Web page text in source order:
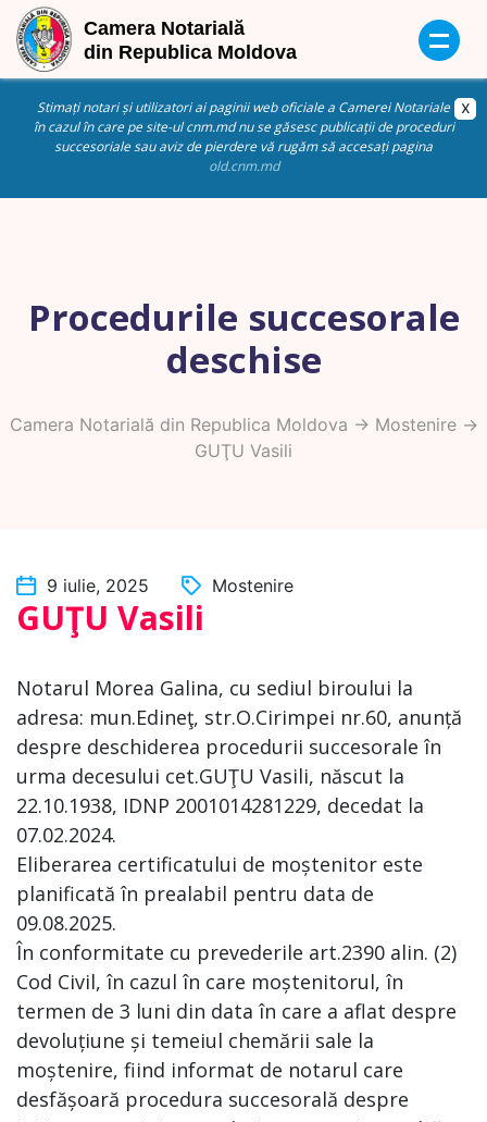
Stimați notari și utilizatori ai paginii web oficiale a Camerei Notariale
în cazul în care pe site-ul cnm.md nu se găsesc publicații de proceduri
succesoriale sau aviz de pierdere vă rugăm să accesați pagina
old.cnm.md
Procedurile succesorale
deschise
Camera Notarială din Republica Moldova -> Mostenire->
GUŢU Vasili
9 iulie, 2025 Mostenire
GUŢU Vasili
Notarul Morea Galina, cu sediul biroului la
adresa: mun.Edineţ, str.O.Cirimpei nr.60, anunță
despre deschiderea procedurii succesorale în
urma decesului cet.GUŢU Vasili, născut la
22.10.1938, IDNP 2001014281229, decedat la
07.02.2024.
Eliberarea certificatului de moștenitor este
planificată în prealabil pentru data de
09.08.2025.
În conformitate cu prevederile art.2390 alin. (2)
Cod Civil, în cazul în care moștenitorul, în
termen de 3 luni din data în care a aflat despre
devoluțiune și temeiul chemării sale la
moștenire, fiind informat de notarul care
desfășoară procedura succesorală despre